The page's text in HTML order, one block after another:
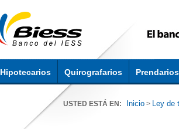
Hipotecarios Quirografarios Prendarios
USTED ESTÁ EN: Inicio > Ley de